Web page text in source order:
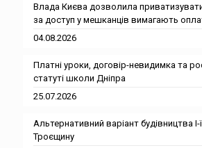
Влада Києва дозволила
за доступ у мешканців вимагають
04.08.2026
Платні уроки, договір-невидимка та
статуті школи Дніпра
25.07.2026
Альтернативний варіант будівництва
Троєщину